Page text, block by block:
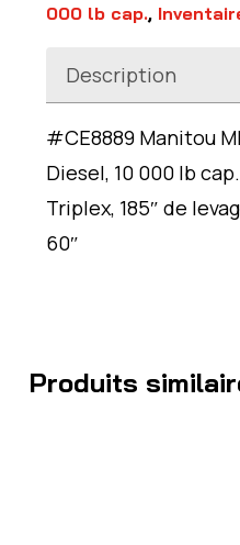
000 lb cap.,
Description
#CE8889 Manitou
Diesel, 10 000 lb
Triplex, 185″ de
60″
Produits